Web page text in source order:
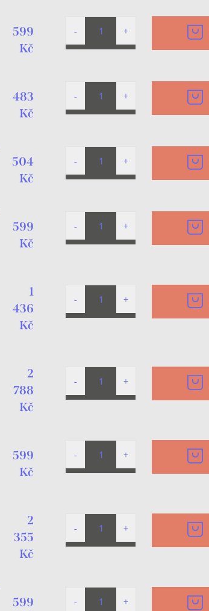
599
Kč
483
Kč
504
Kč
599
Kč
1
436
Kč
2
788
Kč
599
Kč
2
355
Kč
599